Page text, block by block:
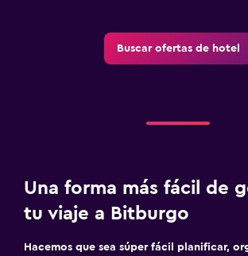
Buscar ofertas de hotel
Una forma más fácil de
tu viaje a Bitburgo
Hacemos que sea súper fácil planificar,